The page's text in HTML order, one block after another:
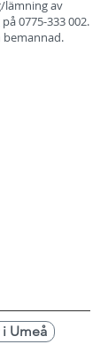
lämningav
på0775-333 002.
bemannad.
Umeå